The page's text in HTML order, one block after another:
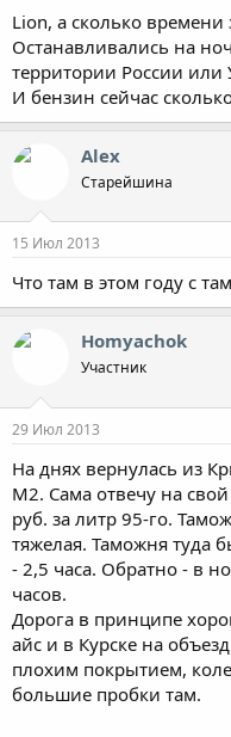
Lion, а сколько времени
Останавливались на
территории России или
И бензин сейчас
Alex
Старейшина
15 Июл 2013
Что там в этом году с
Homyachok
Участник
29 Июл 2013
На днях вернулась из
М2. Сама отвечу на
руб. за литр 95-го.
тяжелая. Таможня туда
- 2,5 часа. Обратно - в
часов.
Дорога в принципе
айс и в Курске на
плохим покрытием,
большие пробки там.